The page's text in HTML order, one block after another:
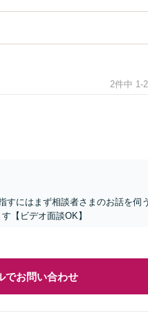
2件中 1-
すにはまず相談者さまのお話を伺う
【ビデオ面談OK】
でお問い合わせ